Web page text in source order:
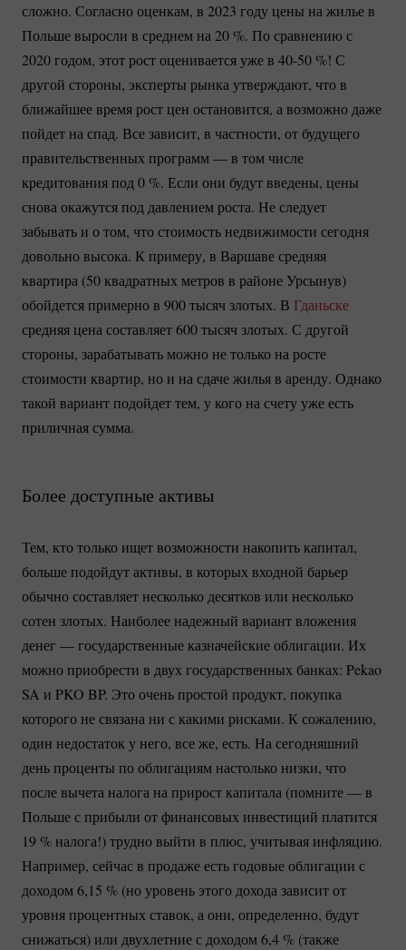
сложно. Согласно оценкам, в 2023 году цены на жилье в
Польше выросли в среднем на20 %. По сравнению с
2020 годом, этот рост оценивается уже в 40-50 %! С
другой стороны, эксперты рынка утверждают, что в
ближайшее время рост цен остановится, а возможно даже
пойдет на спад. Все зависит, в частности, от будущего
правительственных программ — в том числе
кредитования под0 %. Если они будут введены, цены
снова окажутся под давлением роста. Не следует
забывать и о том, что стоимость недвижимости сегодня
довольно высока. К примеру, в Варшаве средняя
квартира (50 квадратных метров в районе Урсынув)
обойдется примерно в 900 тысяч злотых. В Гданьске
средняя цена составляет 600 тысяч злотых. С другой
стороны, зарабатывать можно не только на росте
стоимости квартир, но и на сдаче жилья в аренду. Однако
такой вариант подойдет тем, у кого на счету уже есть
приличная сумма.
Более доступные активы
Тем, кто только ищет возможности накопить капитал,
больше подойдут активы, в которых входной барьер
обычно составляет несколько десятков или несколько
сотен злотых. Наиболее надежный вариант вложения
денег — государственные казначейские облигации. Их
можно приобрести в двух государственных банках: Pekao
SA и PKO BP. Это очень простой продукт, покупка
которого не связана ни с какими рисками. К сожалению,
один недостаток у него, все же, есть. На сегодняшний
день проценты по облигациям настолько низки, что
после вычета налога на прирост капитала (помните — в
Польше с прибыли от финансовых инвестиций платится
19 %налога!) трудно выйти в плюс, учитывая инфляцию.
Например, сейчас в продаже есть годовые облигации с
доходом 6,15 % (но уровень этого дохода зависит от
уровня процентных ставок, а они, определенно, будут
снижаться) или двухлетние с доходом 6,4 % (также